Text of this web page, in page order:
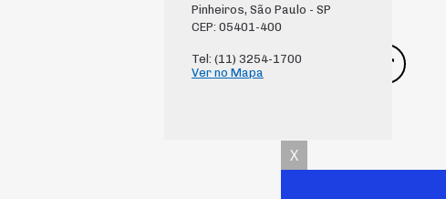
Pinheiros, São Paulo - SP
CEP: 05401-400
Tel: (11) 3254-1700
Ver no Mapa
X